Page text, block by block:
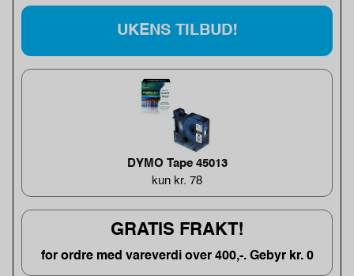
UKENS TILBUD!
DYMO Tape 45013
kun kr. 78
GRATIS FRAKT!
for ordre med vareverdi over 400,-. Gebyr kr. 0